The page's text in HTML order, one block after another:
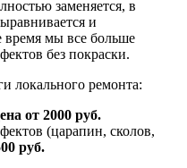
заменяется, в
и
время мы все больше
без покраски.
локального ремонта:
от 2000 руб.
(царапин, сколов,
руб.